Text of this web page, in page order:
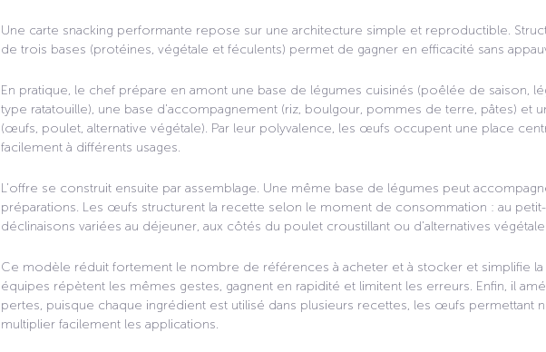
Une carte snacking performante repose sur une architecture simple et reproductible.
de trois bases (protéines, végétale et féculents) permet de gagner en efficacité sans
En pratique, le chef prépare en amont une base de légumes cuisinés (poêlée de saison,
type ratatouille), une base d’accompagnement (riz, boulgour, pommes de terre, pâtes) et
(œufs, poulet, alternative végétale). Par leur polyvalence, les œufs occupent une place
facilement à différents usages.
L’offre se construit ensuite par assemblage. Une même base de légumes peut
préparations. Les œufs structurent la recette selon le moment de consommation : au
déclinaisons variées au déjeuner, aux côtés du poulet croustillant ou d’alternatives
Ce modèle réduit fortement le nombre de références à acheter et à stocker et simplifie
équipes répètent les mêmes gestes, gagnent en rapidité et limitent les erreurs. Enfin, il
pertes, puisque chaque ingrédient est utilisé dans plusieurs recettes, les œufs permettant
multiplier facilement les applications.